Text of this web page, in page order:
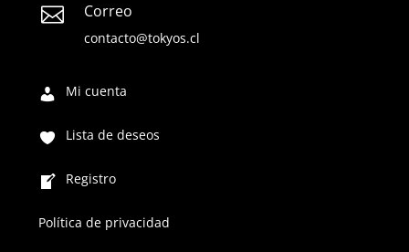
 Correo
contacto@tokyos.cl
Mi cuenta
Lista de deseos
Registro
Política de privacidad